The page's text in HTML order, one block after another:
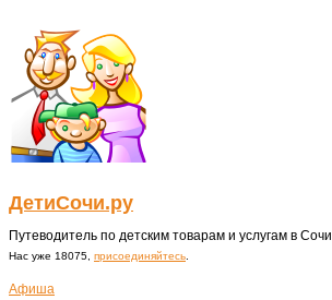
ДетиСочи.ру
Путеводитель по детским товарам и услугам в Сочи
Нас уже 18075, присоединяйтесь
Афиша